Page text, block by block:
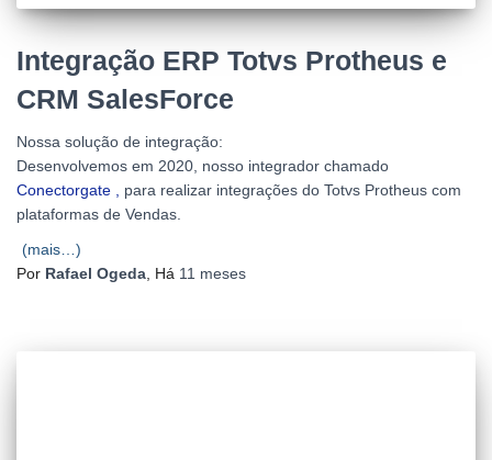
Integração ERP Totvs Protheus e
CRM SalesForce
Nossa solução de integração:
Desenvolvemos em 2020, nosso integrador chamado
Conectorgate , para realizar integrações do Totvs Protheus com
plataformas de Vendas.
(mais…)
Por Rafael Ogeda , Há 11 meses